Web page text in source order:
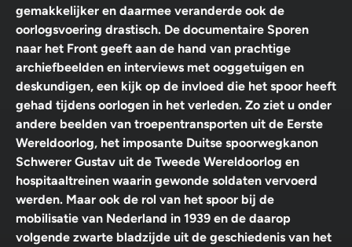
gemakkelijker en daarmee veranderde ook de
oorlogsvoering drastisch. De documentaire Sporen
naar het Front geeft aan de hand van prachtige
archiefbeelden en interviews met ooggetuigen en
deskundigen, een kijk op de invloed die het spoor heeft
gehad tijdens oorlogen in het verleden. Zo ziet u onder
andere beelden van troepentransporten uit de Eerste
Wereldoorlog, het imposante Duitse spoorwegkanon
Schwerer Gustav uit de Tweede Wereldoorlog en
hospitaaltreinen waarin gewonde soldaten vervoerd
werden. Maar ook de rol van het spoor bij de
mobilisatie van Nederland in 1939 en de daarop
volgende zwarte bladzijde uit de geschiedenis van het